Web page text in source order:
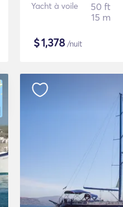
Yacht à voile
50 ft
15 m
$1,378/nuit